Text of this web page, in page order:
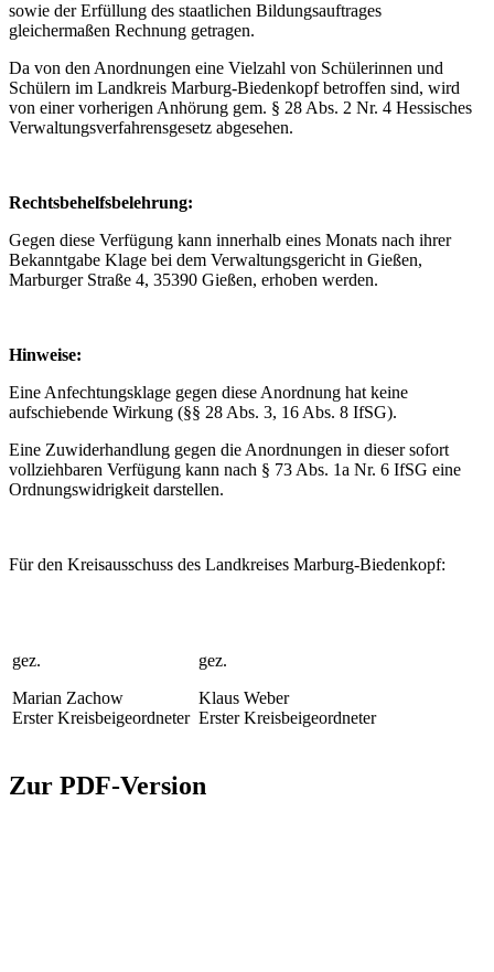
sowie der Erfüllung des staatlichen Bildungsauftrages
gleichermaßen Rechnung getragen.
Da von den Anordnungen eine Vielzahl von Schülerinnen und
Schülern im Landkreis Marburg-Biedenkopf betroffen sind, wird
von einer vorherigen Anhörung gem. § 28 Abs. 2 Nr. 4 Hessisches
Verwaltungsverfahrensgesetz abgesehen.
Rechtsbehelfsbelehrung:
Gegen diese Verfügung kann innerhalb eines Monats nach ihrer
Bekanntgabe Klage bei dem Verwaltungsgericht in Gießen,
Marburger Straße 4, 35390 Gießen, erhoben werden.
Hinweise:
Eine Anfechtungsklage gegen diese Anordnung hat keine
aufschiebende Wirkung (§§ 28 Abs. 3, 16 Abs. 8 IfSG).
Eine Zuwiderhandlung gegen die Anordnungen in dieser sofort
vollziehbaren Ver­fügung kann nach § 73 Abs. 1a Nr. 6 IfSG eine
Ordnungswidrigkeit darstellen.
Für den Kreisausschuss des Landkreises Marburg-Biedenkopf:
gez.
Marian Zachow
Erster Kreisbeigeordneter
gez.
Klaus Weber
Erster Kreisbeigeordneter
Zur PDF-Version